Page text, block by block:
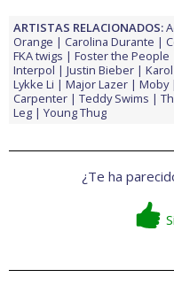
ARTISTAS RELACIONADOS:
Orange
Carolina Durante
FKA twigs
Foster the People
Interpol
Justin Bieber
Lykke Li
Major Lazer Moby
Carpenter
Teddy Swims
Leg
Young Thug
¿Te ha
Si